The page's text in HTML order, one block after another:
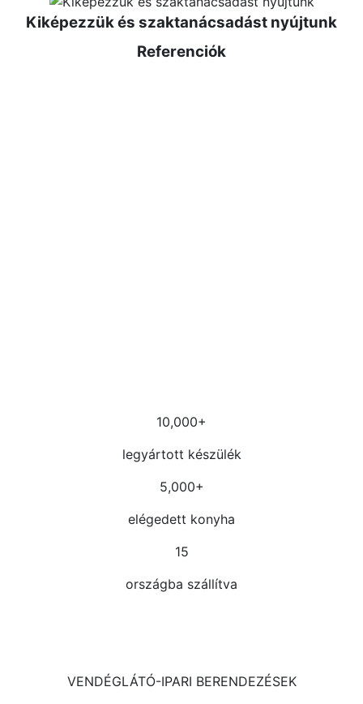
Kiképezzük és szaktanácsadást nyújtunk
Referenciók
10,000+
legyártott készülék
5,000+
elégedett konyha
15
országba szállítva
VENDÉGLÁTÓ-IPARI BERENDEZÉSEK